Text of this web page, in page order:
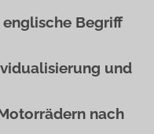
Begriff
und
nach